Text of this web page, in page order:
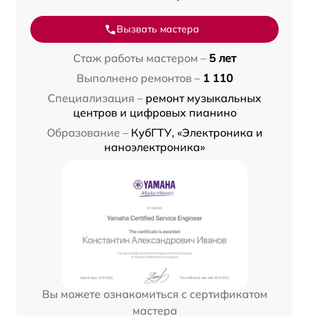
Вызвать мастера
Стаж работы мастером – 5 лет
Выполнено ремонтов – 1 110
Специализация – ремонт музыкальных
центров и цифровых пианино
Образование – КубГТУ, «Электроника и
наноэлектроника»
Вы можете ознакомиться с сертификатом
мастера